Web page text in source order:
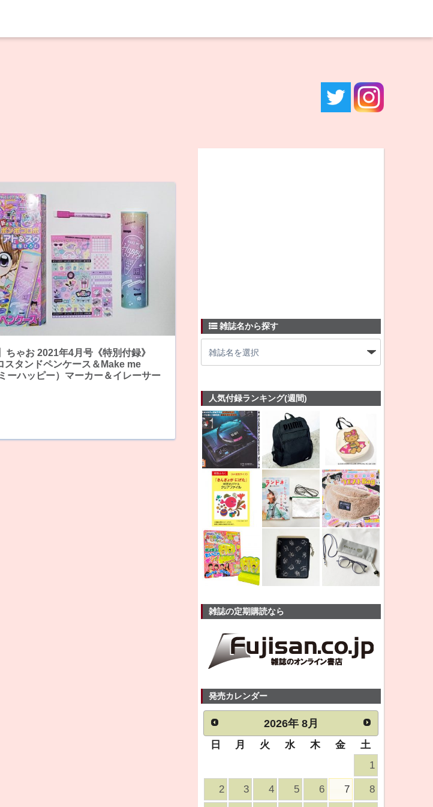
ちゃお 2021年4月号《特別付録》
スタンドペンケース＆Make me
ーハッピー）マーカー＆イレーサー
雑誌名から探す
人気付録ランキング(週間)
雑誌の定期購読なら
発売カレンダー
2026年 8月
日 月 火 水 木 金
土
1
2 3 4 5 6 7 8